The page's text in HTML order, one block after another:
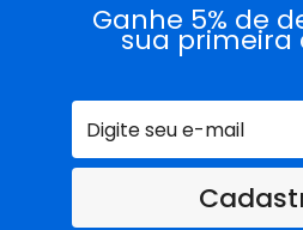
Ganhe 5% de
sua primeira